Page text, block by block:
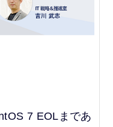
7 EOLまであ